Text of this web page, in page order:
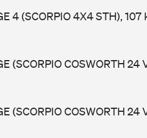
4 (SCORPIO 4X4 STH),
(SCORPIO COSWORTH 24
(SCORPIO COSWORTH 24